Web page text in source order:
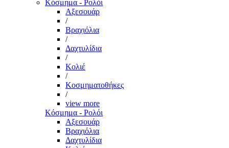
Κόσμημα - Ρολόι
Αξεσουάρ
/
Βραχιόλια
/
Δαχτυλίδια
/
Κολιέ
/
Κοσμηματοθήκες
/
view more
Κόσμημα - Ρολόι
Αξεσουάρ
Βραχιόλια
Δαχτυλίδια